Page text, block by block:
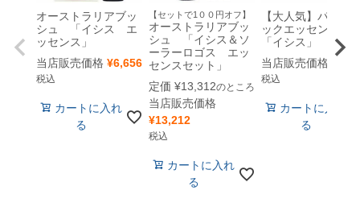
オーストラリアブッ
シュ 「イシス エ
ッセンス」
当店販売価格 ¥6,656
税込
カートに入れ
る
【セットで1００円オフ】
オーストラリアブッ
シュ 「イシス＆ソ
ーラーロゴス エッ
センスセット」
定価 ¥13,312のところ
当店販売価格
¥13,212
税込
カートに入れ
る
【大人気】パシフ
ックエッセンス
「イシス」
当店販売価格
税込
カートに入れ
る